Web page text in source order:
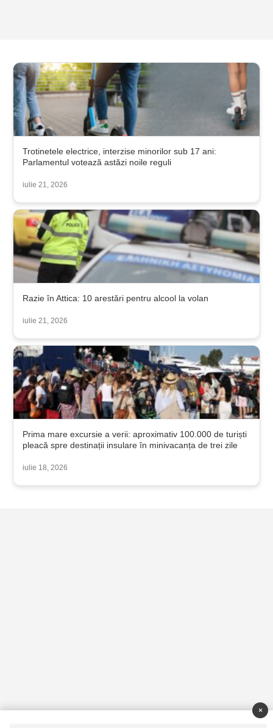
Trotinetele electrice, interzise minorilor sub 17 ani:
Parlamentul votează astăzi noile reguli
iulie 21, 2026
Razie în Attica: 10 arestări pentru alcool la volan
iulie 21, 2026
Prima mare excursie a verii: aproximativ 100.000 de turiști
pleacă spre destinații insulare în minivacanța de trei zile
iulie 18, 2026
×